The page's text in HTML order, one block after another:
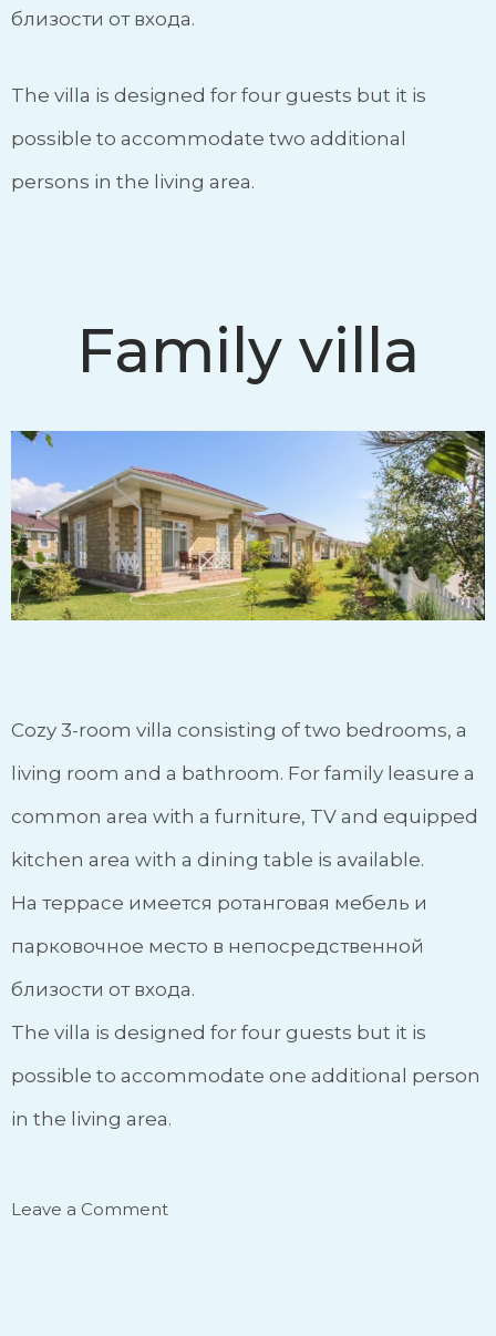
близости от входа.
The villa is designed for four guests but it is
possible to accommodate two additional
persons in the living area.
Family villa
Cozy 3-room villa consisting of two bedrooms, a
living room and a bathroom. For family leasure a
common area with a furniture, TV and equipped
kitchen area with a dining table is available.
На террасе имеется ротанговая мебель и
парковочное место в непосредственной
близости от входа.
The villa is designed for four guests but it is
possible to accommodate one additional person
in the living area.
Leave a Comment